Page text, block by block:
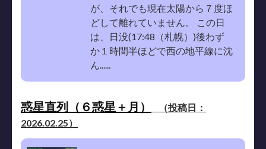
が、それでも現在太陽から７度ほ
どして離れていません。 この日
は、日没(17:48（札幌）)後わず
か１時間半ほどで西の地平線に沈
ん......
惑星直列（６惑星＋月）
（投稿日：
2026.02.25）